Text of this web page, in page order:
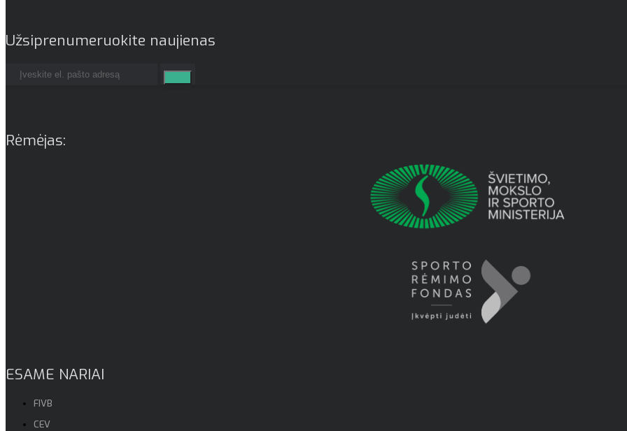
Užsiprenumeruokite naujienas
Rėmėjas:
ESAME NARIAI
FIVB
CEV